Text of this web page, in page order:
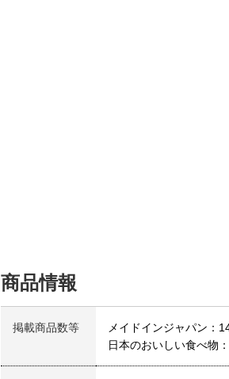
商品情報
掲載商品数等
メイドインジャパン：
日本のおいしい食べ物